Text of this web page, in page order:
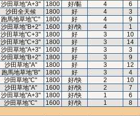
沙田草地"A+3" 1800 好/黏 4
6
沙田全天候 1800 好 4
3
跑馬地草地"C" 1800 好 4
9
沙田草地"B+2" 1600 好/快 4
1
沙田草地"C+3" 1800 好 3
10
沙田草地"C+3" 1800 好 3
14
沙田草地"A+3" 1600 好 3
3
沙田草地"B+2" 1800 好 3
9
沙田草地"A" 1800 好 3
12
跑馬地草地"B" 1800 好 3
4
沙田草地"C" 1800 好/快 2
10
沙田草地"A" 1600 好/快 2
7
沙田草地"A+3" 1800 好/快 1
6
沙田草地"C" 1600 好/快 1
8